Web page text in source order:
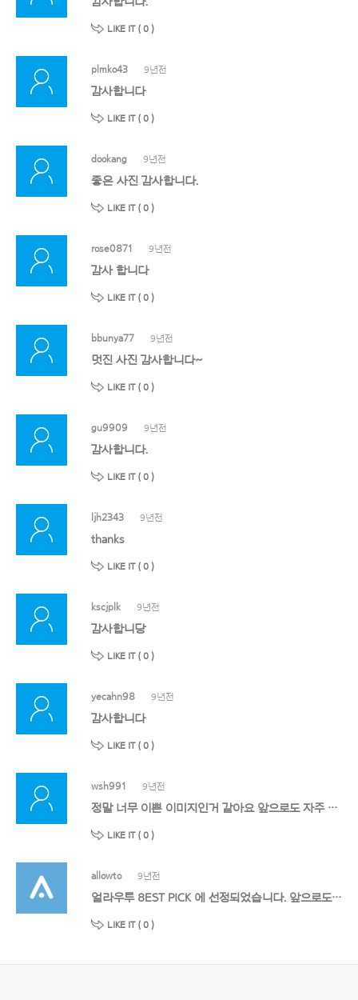
LIKE IT ( 0 )
plmko43 9년전
감사합니다
LIKE IT ( 0 )
dookang 9년전
좋은 사진 감사합니다.
LIKE IT ( 0 )
rose0871 9년전
감사 합니다
LIKE IT ( 0 )
bbunya77 9년전
멋진 사진 감사합니다~
LIKE IT ( 0 )
gu9909 9년전
감사합니다.
LIKE IT ( 0 )
ljh2343 9년전
thanks
LIKE IT ( 0 )
kscjplk 9년전
감사합니당
LIKE IT ( 0 )
yecahn98 9년전
감사합니다
LIKE IT ( 0 )
wsh991 9년전
정말 너무 이쁜 이미지인거 같아요 앞으로도 자주 이용할께요!@
LIKE IT ( 0 )
allowto 9년전
얼라우투 8EST PICK 에 선정되었습니다. 앞으로도 멋진 작품 기대할게요!
LIKE IT ( 0 )